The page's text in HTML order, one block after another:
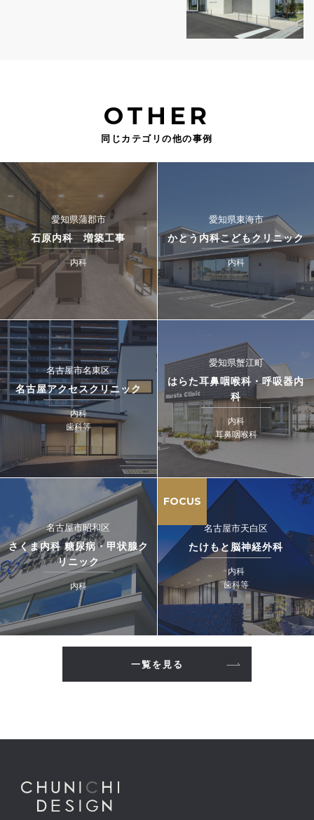
OTHER
同じカテゴリの他の事例
愛知県蒲郡市
石原内科 増築工事
内科
愛知県東海市
かとう内科こどもクリニック
内科
名古屋市名東区
名古屋アクセスクリニック
内科
歯科等
愛知県蟹江町
はらた耳鼻咽喉科・呼吸器内
科
内科
耳鼻咽喉科
名古屋市昭和区
さくま内科 糖尿病・甲状腺ク
リニック
内科
FOCUS
名古屋市天白区
たけもと脳神経外科
内科
歯科等
一覧を見る